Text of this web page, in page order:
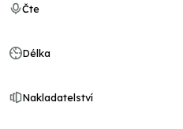
Čte
Délka
Nakladatelství